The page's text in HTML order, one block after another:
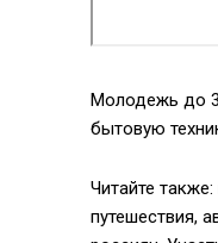
Молодежь до
бытовую
Читайте
путешествия,